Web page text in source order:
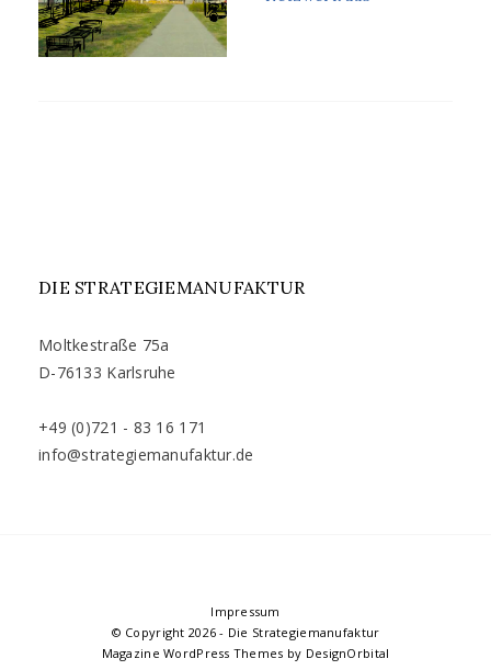
DIE STRATEGIEMANUFAKTUR
Moltkestraße 75a
D-76133 Karlsruhe
+49 (0)721 - 83 16 171
info@strategiemanufaktur.de
Impressum
© Copyright 2026- Die Strategiemanufaktur
Magazine WordPress Themes by DesignOrbital